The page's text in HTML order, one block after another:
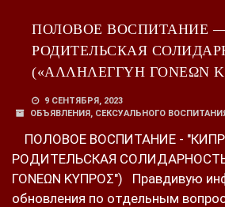
ПОЛОВОЕ ВОСПИТАНИЕ
РОДИТЕЛЬСКАЯ
(«ΑΛΛΗΛΕΓΓΥΗ ΓΟΝΕΩΝ
9 СЕНТЯБРЯ, 2023
ОБЪЯВЛЕНИЯ, СЕКСУАЛЬНОГО
ПОЛОВОЕ ВОСПИТАНИЕ -
РОДИТЕЛЬСКАЯ
ΓΟΝΕΩΝ ΚΥΠΡΟΣ") Правдивую
обновления по отдельным